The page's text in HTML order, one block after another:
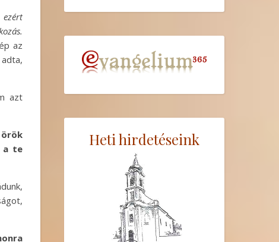
ezért
az
azt
örök
a te
Heti hirdetéseink